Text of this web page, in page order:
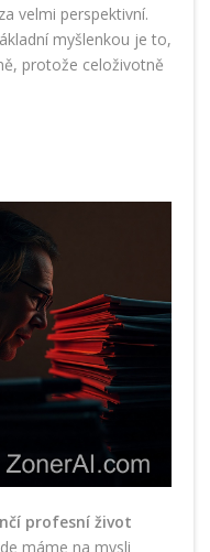
velmi perspektivní.
myšlenkou je to,
protože celoživotně
profesní život
máme na mysli